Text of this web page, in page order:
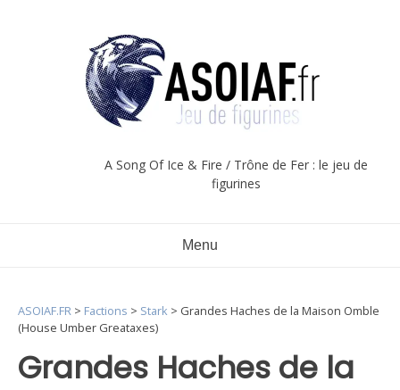
A Song Of Ice & Fire / Trône de Fer : le jeu de
figurines
Menu
Grandes Haches de la
ASOIAF.FR > Factions > Stark > Grandes Haches de la Maison Omble
(House Umber Greataxes)